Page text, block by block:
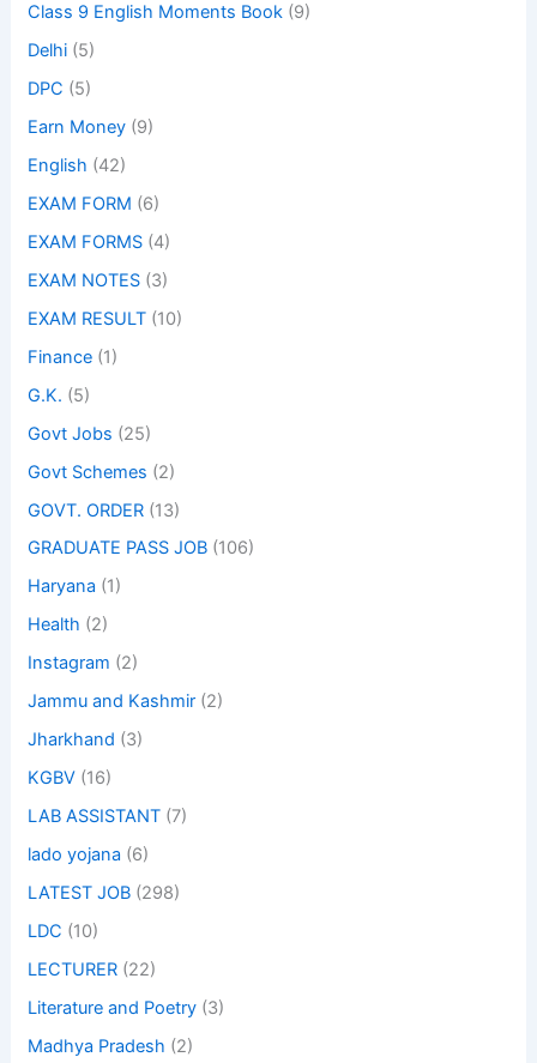
Class 9 English Moments Book (9)
Delhi (5)
DPC (5)
Earn Money (9)
English (42)
EXAM FORM (6)
EXAM FORMS (4)
EXAM NOTES (3)
EXAM RESULT (10)
Finance (1)
G.K. (5)
Govt Jobs (25)
Govt Schemes (2)
GOVT. ORDER (13)
GRADUATE PASS JOB (106)
Haryana (1)
Health (2)
Instagram (2)
Jammu and Kashmir (2)
Jharkhand (3)
KGBV (16)
LAB ASSISTANT (7)
lado yojana (6)
LATEST JOB (298)
LDC (10)
LECTURER (22)
Literature and Poetry (3)
Madhya Pradesh (2)